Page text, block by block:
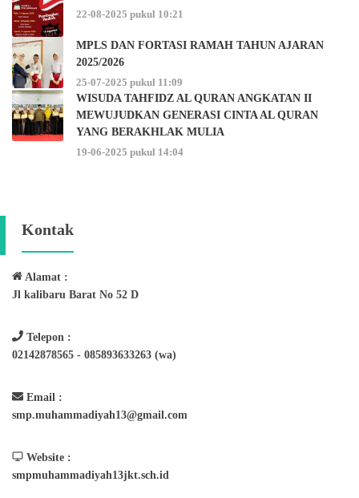
22-08-2025 pukul 10:21
MPLS DAN FORTASI RAMAH TAHUN AJARAN
2025/2026
25-07-2025 pukul 11:09
WISUDA TAHFIDZ AL QURAN ANGKATAN II
MEWUJUDKAN GENERASI CINTA AL QURAN
YANG BERAKHLAK MULIA
19-06-2025 pukul 14:04
Kontak
Alamat :
Jl kalibaru Barat No 52 D
Telepon :
02142878565 - 085893633263 (wa)
Email :
smp.muhammadiyah13@gmail.com
Website :
smpmuhammadiyah13jkt.sch.id